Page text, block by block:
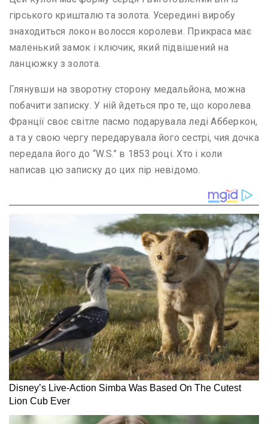
гірського кришталю та золота. Усередині виробу
знаходиться локон волосся королеви. Прикраса має
маленький замок і ключик, який підвішений на
ланцюжку з золота.
Глянувши на зворотну сторону медальйона, можна
побачити записку. У ній йдеться про те, що королева
Франції своє світле пасмо подарувала леді Абберкон,
а та у свою чергу передарувала його сестрі, чия дочка
передала його до “W.S.” в 1853 році. Хто і коли
написав цю записку до цих пір невідомо.